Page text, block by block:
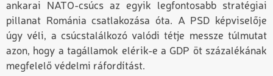
ankarai NATO-csúcs az egyik legfontosabb stratégiai
pillanat Románia csatlakozása óta. A PSD képviselője
úgy véli, a csúcstalálkozó valódi tétje messze túlmutat
azon, hogy a tagállamok elérik-e a GDP öt százalékának
megfelelő védelmi ráfordítást.